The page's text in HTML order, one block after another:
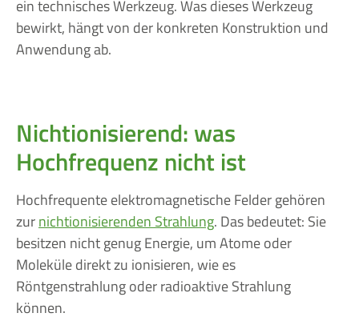
ein technisches Werkzeug. Was dieses Werkzeug
bewirkt, hängt von der konkreten Konstruktion und
Anwendung ab.
Nichtionisierend: was
Hochfrequenz nicht ist
Hochfrequente elektromagnetische Felder gehören
zurnichtionisierenden Strahlung. Das bedeutet: Sie
besitzen nicht genug Energie, um Atome oder
Moleküle direkt zu ionisieren, wie es
Röntgenstrahlung oder radioaktive Strahlung
können.